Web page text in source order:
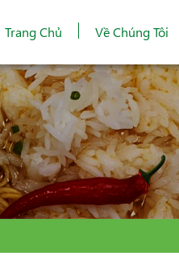
Trang Chủ Về Chúng Tôi